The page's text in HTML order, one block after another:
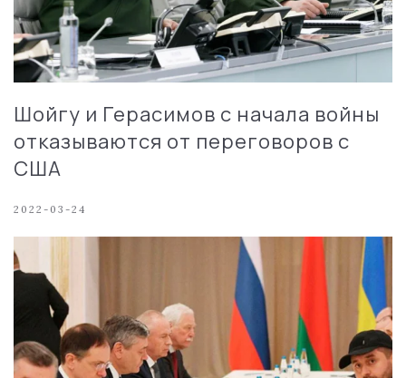
Шойгу и Герасимов с начала войны
отказываются от переговоров с
США
2022-03-24